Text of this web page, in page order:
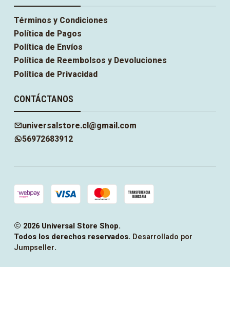
Términos y Condiciones
Política de Pagos
Política de Envíos
Política de Reembolsos y Devoluciones
Política de Privacidad
CONTÁCTANOS
universalstore.cl@gmail.com
56972683912
2026 Universal Store Shop.
Todos los derechos reservados. Desarrollado por
Jumpseller.